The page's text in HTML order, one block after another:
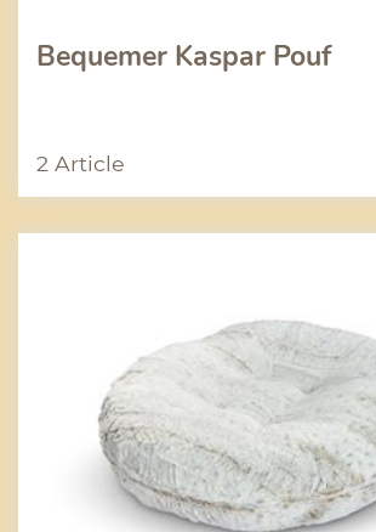
Bequemer Kaspar Pouf
2 Article